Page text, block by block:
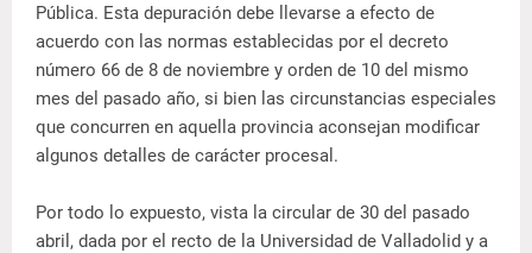
Pública. Esta depuración debe llevarse a efecto de
acuerdo con las normas establecidas por el decreto
número 66 de 8 de noviembre y orden de 10 del mismo
mes del pasado año, si bien las circunstancias especiales
que concurren en aquella provincia aconsejan modificar
algunos detalles de carácter procesal.
Por todo lo expuesto, vista la circular de 30 del pasado
abril, dada por el recto de la Universidad de Valladolid y a